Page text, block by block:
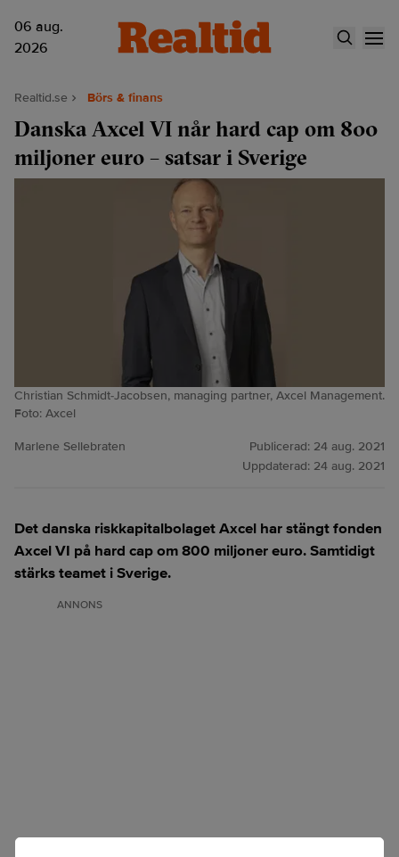
06 aug.
2026
Realtid.se Börs & finans
Danska Axcel VI når hard cap om 800
miljoner euro – satsar i Sverige
Christian Schmidt-Jacobsen, managing partner, Axcel Management.
Foto: Axcel
Marlene Sellebraten Publicerad: 24 aug. 2021
Uppdaterad: 24 aug. 2021
Det danska riskkapitalbolaget Axcel har stängt fonden
Axcel VI på hard cap om 800 miljoner euro. Samtidigt
stärks teamet i Sverige.
ANNONS